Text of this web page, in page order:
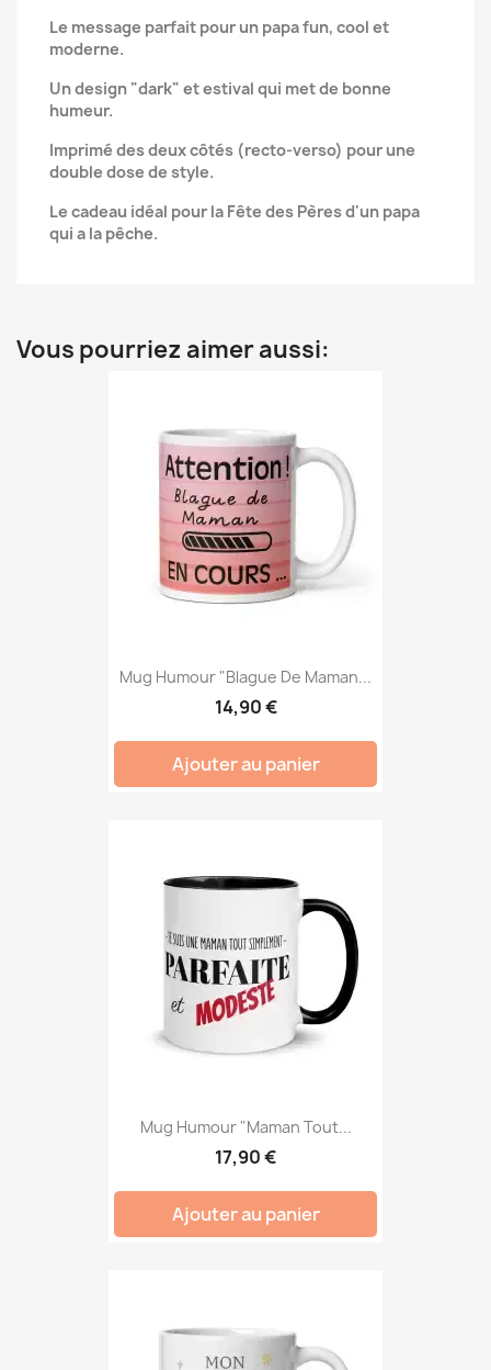
Le message parfait pour un papa fun, cool et
moderne.
Un design "dark" et estival qui met de bonne
humeur.
Imprimé des deux côtés (recto-verso) pour une
double dose de style.
Le cadeau idéal pour la Fête des Pères d'un papa
qui a la pêche.
Vous pourriez aimer aussi:
Mug Humour "Blague De Maman...
14,90 €
Ajouter au panier
Mug Humour "Maman Tout...
17,90 €
Ajouter au panier